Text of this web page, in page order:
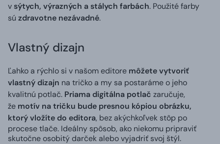
v sýtych, výrazných a stálych farbách. Použité farby
sú zdravotne nezávadné.
Vlastný dizajn
Ľahko a rýchlo si v našom editore môžete vytvoriť
vlastný dizajn na tričko a my sa postaráme o jeho
kvalitnú potlač. Priama digitálna potlač zaručuje,
že motív na tričku bude presnou kópiou obrázku,
ktorý vložíte do editora, bez akýchkoľvek stôp po
procese tlače. Ideálny spôsob, ako niekomu pripraviť
skutočne osobitý darček alebo vyjadriť svoj štýl.